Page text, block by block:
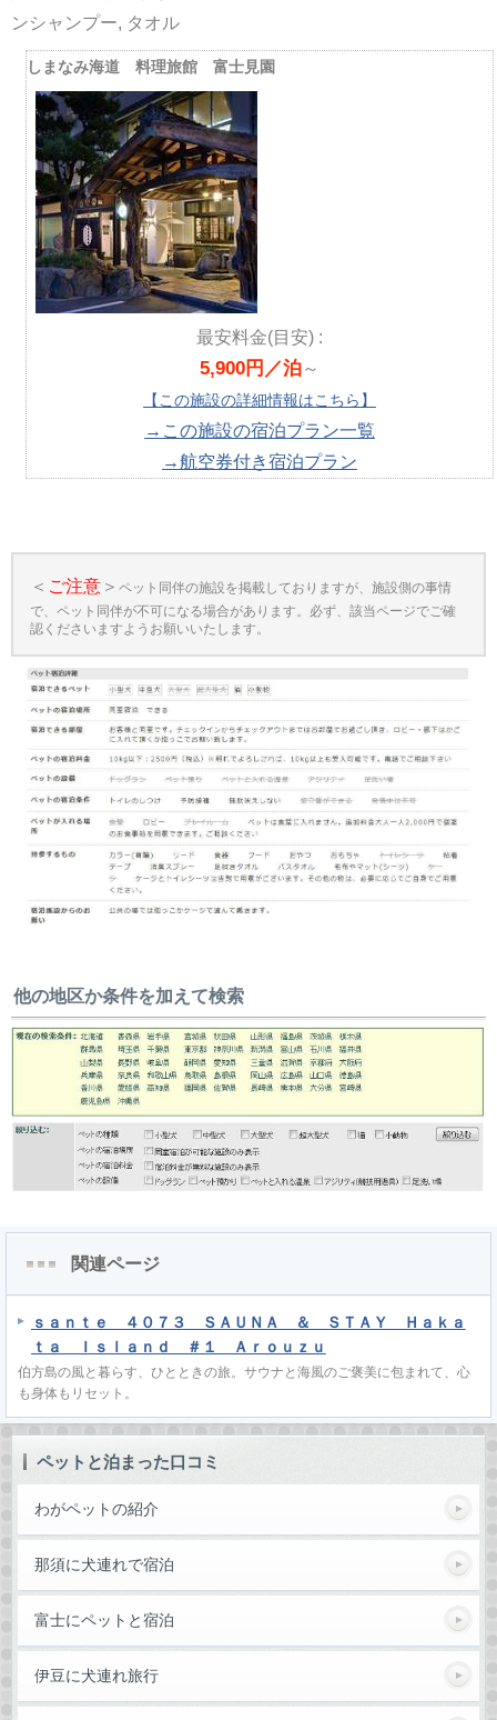
ンシャンプー, タオル
しまなみ海道 料理旅館 富士見園
最安料金(目安) :
5,900円／泊～
【この施設の詳細情報はこちら】
→この施設の宿泊プラン一覧
→航空券付き宿泊プラン
＜ ご注意＞ ペット同伴の施設を掲載しておりますが、施設側の事情
で、ペット同伴が不可になる場合があります。必ず、該当ページでご確
認くださいますようお願いいたします。
他の地区か条件を加えて検索
関連ページ
ｓａｎｔｅ ４０７３ ＳＡＵＮＡ ＆ ＳＴＡＹ Ｈａｋａ
ｔａ Ｉｓｌａｎｄ ＃１ Ａｒｏｕｚｕ
伯方島の風と暮らす、ひとときの旅。サウナと海風のご褒美に包まれて、心
も身体もリセット。
ペットと泊まった口コミ
わがペットの紹介
那須に犬連れで宿泊
富士にペットと宿泊
伊豆に犬連れ旅行